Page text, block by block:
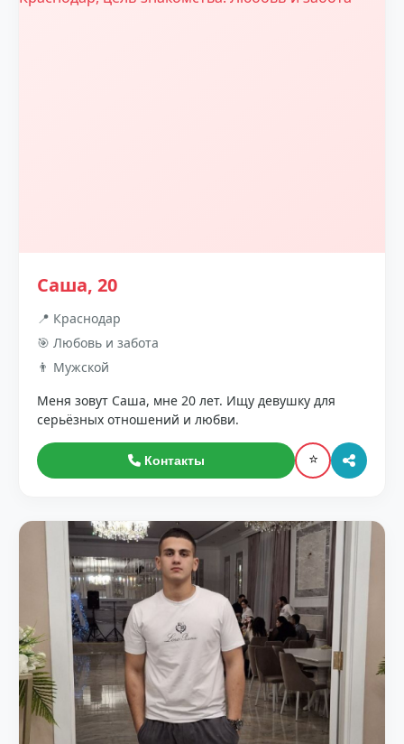
Саша, 20
📍 Краснодар
🎯 Любовь и забота
👨 Мужской
Меня зовут Саша, мне 20 лет. Ищу девушку для
серьёзных отношений и любви.
Контакты ⭐